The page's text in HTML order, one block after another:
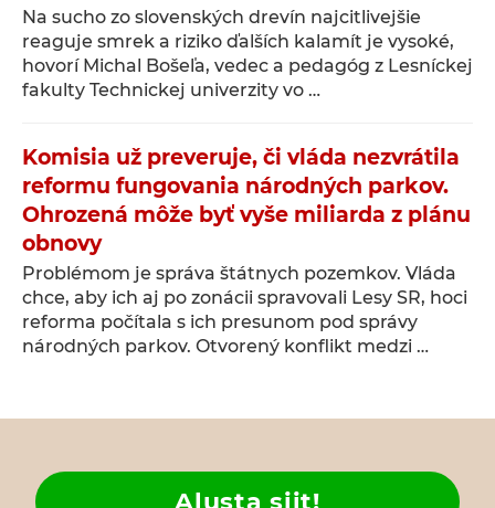
Na sucho zo slovenských drevín najcitlivejšie
reaguje smrek a riziko ďalších kalamít je vysoké,
hovorí Michal Bošeľa, vedec a pedagóg z Lesníckej
fakulty Technickej univerzity vo …
Komisia už preveruje, či vláda nezvrátila
reformu fungovania národných parkov.
Ohrozená môže byť vyše miliarda z plánu
obnovy
Problémom je správa štátnych pozemkov. Vláda
chce, aby ich aj po zonácii spravovali Lesy SR, hoci
reforma počítala s ich presunom pod správy
národných parkov. Otvorený konflikt medzi …
Alusta siit!